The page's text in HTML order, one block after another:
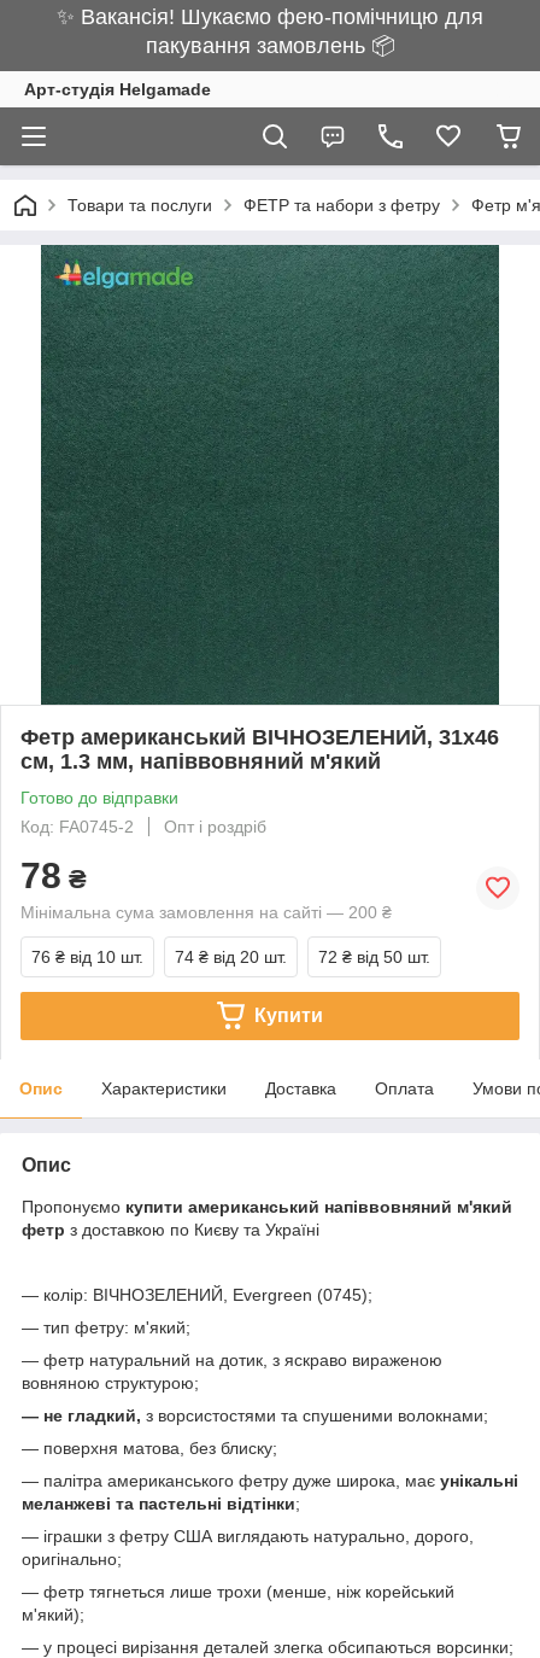
✨ Вакансія! Шукаємо фею-помічницю для
пакування замовлень 📦
Арт-студія Helgamade
Товари та послуги ФЕТР та набори з фетру Фетр
Фетр американський ВІЧНОЗЕЛЕНИЙ, 31x46
см, 1.3 мм, напіввовняний м'який
Готово до відправки
Код: FA0745-2
Опт і роздріб
78 ₴
Мінімальна сума замовлення на сайті — 200 ₴
76 ₴ від 10 шт. 74 ₴ від 20 шт. 72 ₴ від 50 шт.
Купити
Опис Характеристики Доставка Оплата Умови
Опис
Пропонуємо купити американський напіввовняний м'який
фетр з доставкою по Києву та Україні
— колір: ВІЧНОЗЕЛЕНИЙ, Evergreen (0745);
— тип фетру: м'який;
— фетр натуральний на дотик, з яскраво вираженою
вовняною структурою;
— не гладкий, з ворсистостями та спушеними волокнами;
— поверхня матова, без блиску;
— палітра американського фетру дуже широка, має унікальні
меланжеві та пастельні відтінки;
— іграшки з фетру США виглядають натурально, дорого,
оригінально;
— фетр тягнеться лише трохи (менше, ніж корейський
м'який);
— у процесі вирізання деталей злегка обсипаються ворсинки;